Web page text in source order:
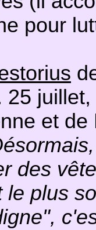
pour
25 juillet,
et
des
le plus